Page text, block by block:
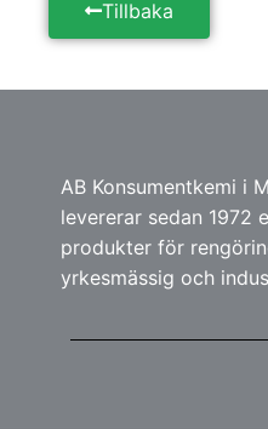
Tillbaka
AB Konsumentkemi i
levererar sedan 1972
produkter för
yrkesmässig och